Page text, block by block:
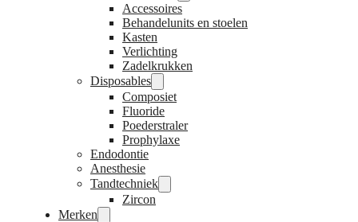
Accessoires
Behandelunits en stoelen
Kasten
Verlichting
Zadelkrukken
Disposables
Composiet
Fluoride
Poederstraler
Prophylaxe
Endodontie
Anesthesie
Tandtechniek
Zircon
Merken